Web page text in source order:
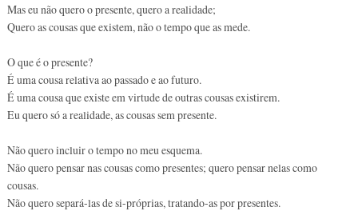
Mas eu não quero o presente, quero a realidade;
Quero as cousas que existem, não o tempo que as mede.
O que é o presente?
É uma cousa relativa ao passado e ao futuro.
É uma cousa que existe em virtude de outras cousas existirem.
Eu quero só a realidade, as cousas sem presente.
Não quero incluir o tempo no meu esquema.
Não quero pensar nas cousas como presentes; quero pensar nelas como
cousas.
Não quero separá-las de si-próprias, tratando-as por presentes.